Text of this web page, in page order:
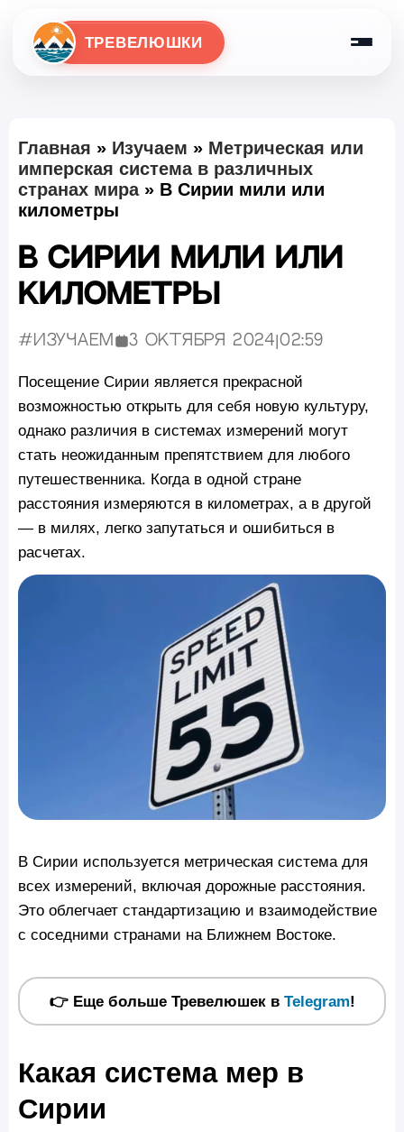
ТРЕВЕЛЮШКИ
Главная » Изучаем » Метрическая или
имперская система в различных
странах мира» В Сирии мили или
километры
В Сирии мили или
километры
#Изучаем Опубликовано:
3 октября 2024 02:59
Посещение Сирии является прекрасной
возможностью открыть для себя новую культуру,
однако различия в системах измерений могут
стать неожиданным препятствием для любого
путешественника. Когда в одной стране
расстояния измеряются в километрах, а в другой
— в милях, легко запутаться и ошибиться в
расчетах.
В Сирии используется метрическая система для
всех измерений, включая дорожные расстояния.
Это облегчает стандартизацию и взаимодействие
с соседними странами на Ближнем Востоке.
👉 Еще больше Тревелюшек в Telegram!
Какая система мер в
Сирии